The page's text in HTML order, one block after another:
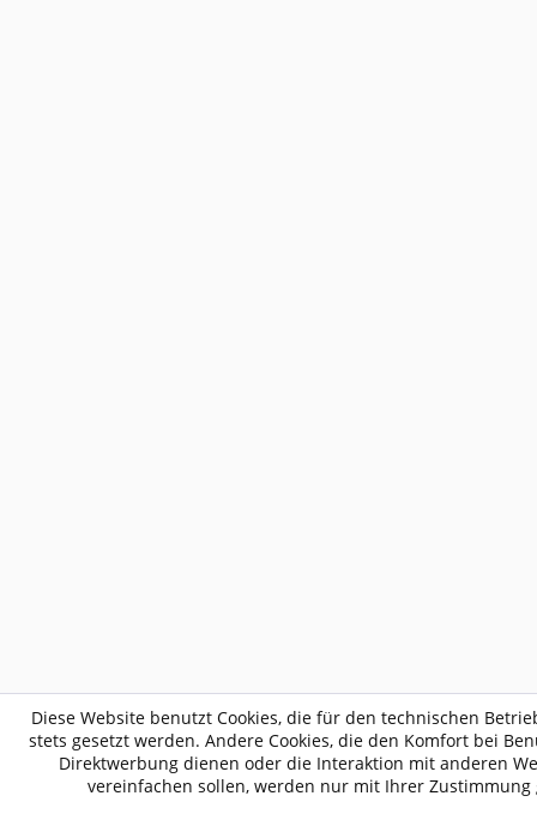
Diese Website benutzt Cookies, die für den technischen
stets gesetzt werden. Andere Cookies, die den Komfort bei
Direktwerbung dienen oder die Interaktion mit anderen
vereinfachen sollen, werden nur mit Ihrer